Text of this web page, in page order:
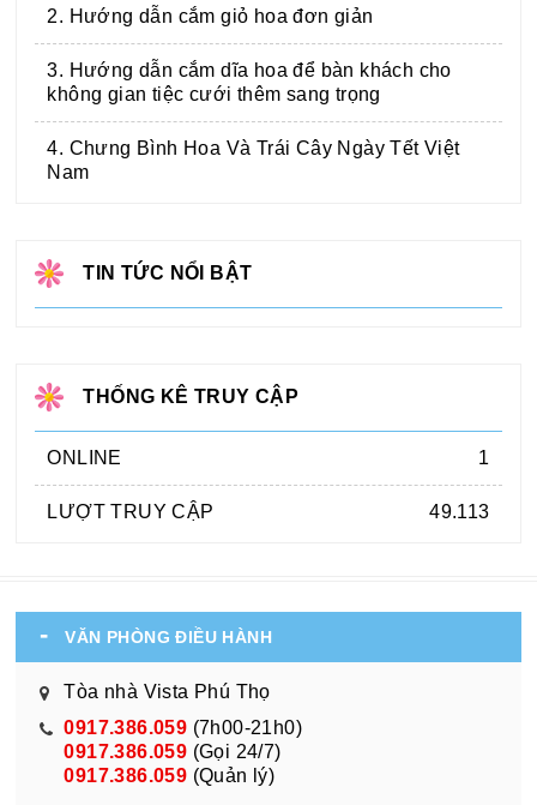
2. Hướng dẫn cắm giỏ hoa đơn giản
3. Hướng dẫn cắm dĩa hoa để bàn khách cho
không gian tiệc cưới thêm sang trọng
4. Chưng Bình Hoa Và Trái Cây Ngày Tết Việt
Nam
TIN TỨC NỔI BẬT
THỐNG KÊ TRUY CẬP
ONLINE 1
LƯỢT TRUY CẬP 49.113
VĂN PHÒNG ĐIỀU HÀNH
Tòa nhà Vista Phú Thọ
0917.386.059 (7h00-21h0)
0917.386.059 (Gọi 24/7)
0917.386.059 (Quản lý)